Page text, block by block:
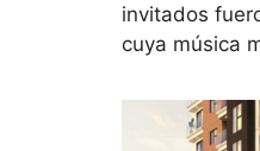
invitados
cuya música